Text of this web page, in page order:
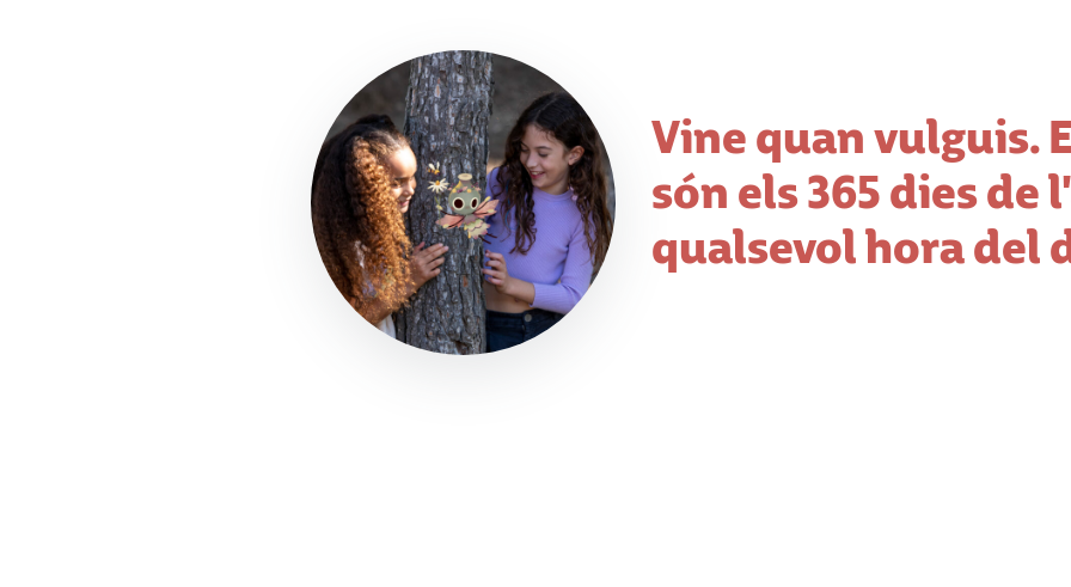
Vine quan vulguis.
són els 365 dies de
qualsevol hora del